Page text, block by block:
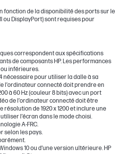
fonction de la disponibilité des ports sur le
ou DisplayPort) sont requises pour
correspondent aux spécifications
de composants HP. Les performances
inférieures.
nécessaire pour utiliser la dalle à sa
l’ordinateur connecté doit prendre en
à 60 Hz (couleur 8 bits) avec un port
de l’ordinateur connecté doit être
de 1920 x 1200 et inclure une
l’écran dans le mode choisi.
A-FRC.
selon les pays.
10 ou d’une version ultérieure. HP